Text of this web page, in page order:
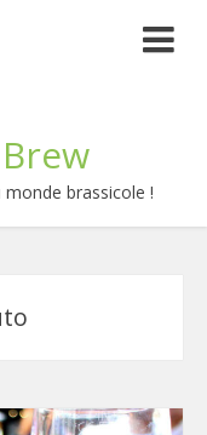
brassicole !